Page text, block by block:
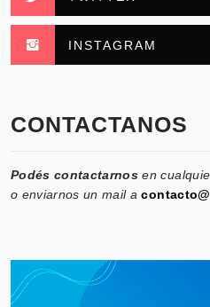
INSTAGRAM
CONTACTANOS
Podés contactarnos en
o enviarnos un mail a